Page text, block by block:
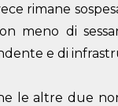
rimane
meno di
e di
le altre due